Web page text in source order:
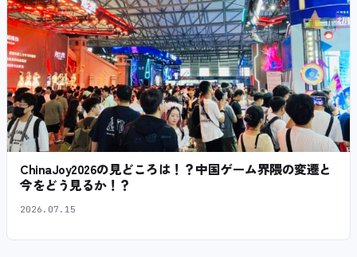
ChinaJoy2026の見どころは！？中国ゲーム界隈の変遷と
今をどう見るか！？
2026.07.15